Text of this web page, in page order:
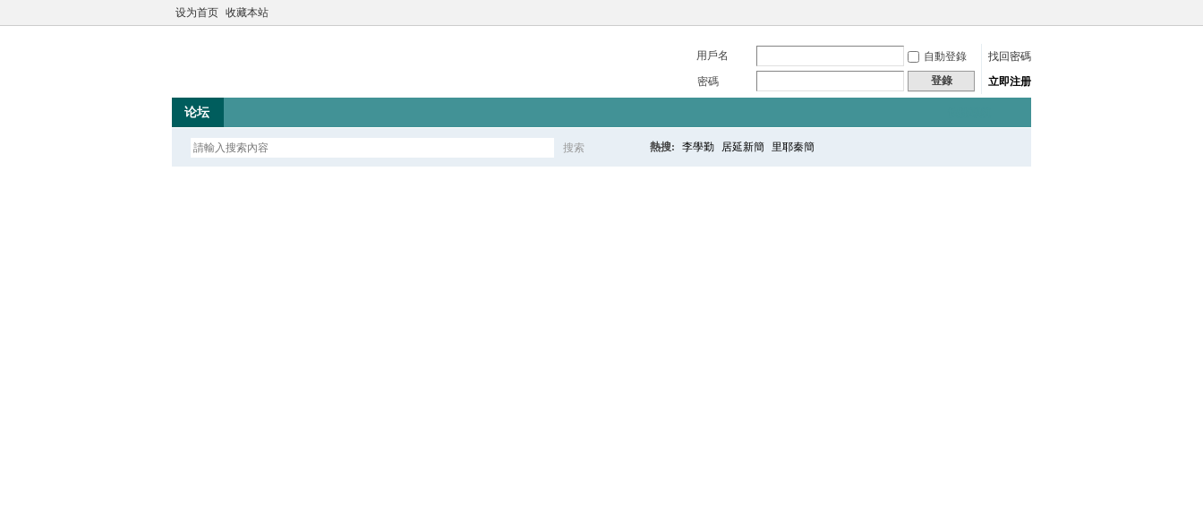
设为首页 收藏本站
用戶名 自動登錄
找回密碼
密碼
登錄 立即注册
论坛
搜索 熱搜: 李學勤 居延新簡 里耶秦簡